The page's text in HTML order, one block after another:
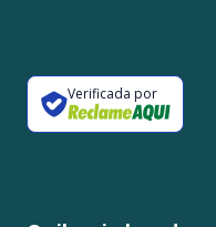
Verificada por